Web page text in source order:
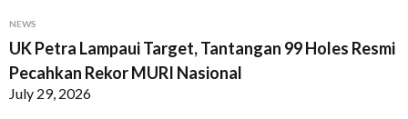
NEWS
UK Petra Lampaui Target, Tantangan 99 Holes Resmi
Pecahkan Rekor MURI Nasional
July 29, 2026